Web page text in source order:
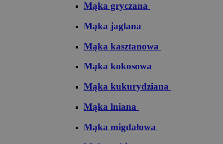
Mąka gryczana
Mąka jaglana
Mąka kasztanowa
Mąka kokosowa
Mąka kukurydziana
Mąka lniana
Mąka migdałowa